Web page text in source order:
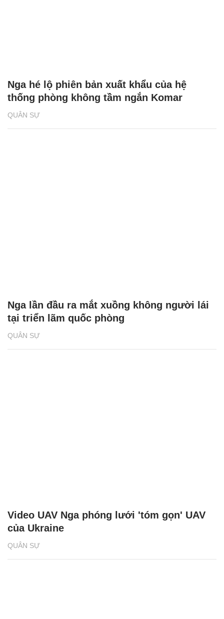
QUÂN SỰ
Nga hé lộ phiên bản xuất khẩu của hệ
thống phòng không tầm ngắn Komar
QUÂN SỰ
Nga lần đầu ra mắt xuồng không người lái
tại triển lãm quốc phòng
QUÂN SỰ
Video UAV Nga phóng lưới 'tóm gọn' UAV
của Ukraine